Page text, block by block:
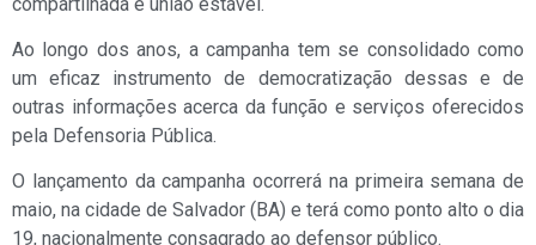
Ao longo dos anos, a campanha tem se consolidado como
um eficaz instrumento de democratização dessas e de
outras informações acerca da função e serviços oferecidos
pela Defensoria Pública.
O lançamento da campanha ocorrerá na primeira semana de
maio, na cidade de Salvador (BA) e terá como ponto alto o dia
19, nacionalmente consagrado ao defensor público.